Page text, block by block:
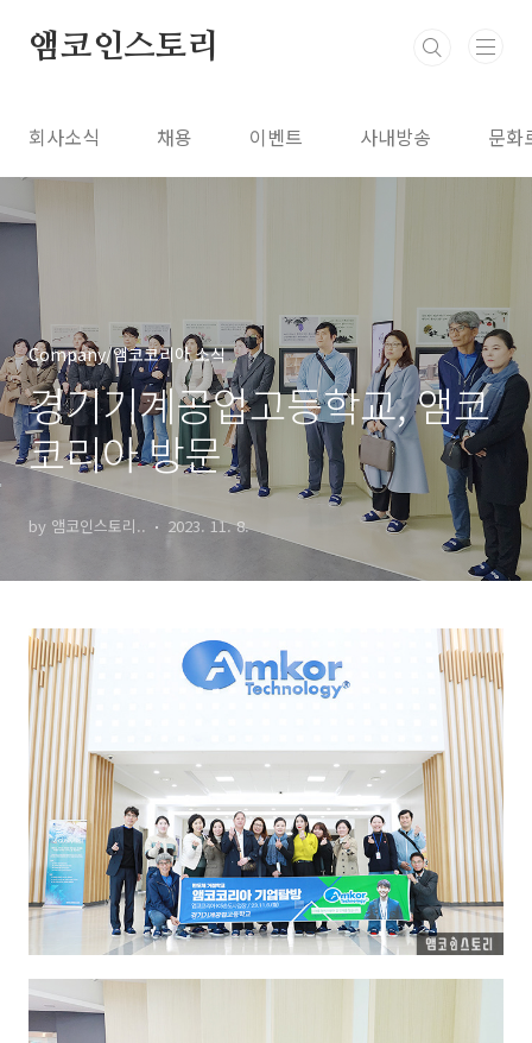
앰코인스토리
회사소식 채용 이벤트 사내방송 문화
Company/앰코코리아 소식
경기기계공업고등학교, 앰코
코리아 방문
by 앰코인스토리.. 2023. 11. 8.